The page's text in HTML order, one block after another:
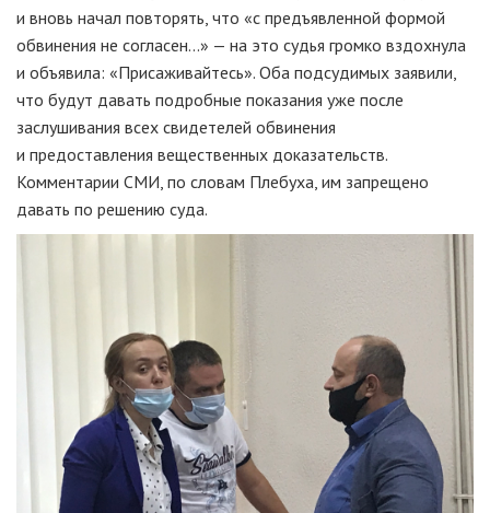
и вновь начал повторять, что «с предъявленной формой
обвинения не согласен...» — на это судья громко вздохнула
и объявила: «Присаживайтесь». Оба подсудимых заявили,
что будут давать подробные показания уже после
заслушивания всех свидетелей обвинения
и предоставления вещественных доказательств.
Комментарии СМИ, по словам Плебуха, им запрещено
давать по решению суда.